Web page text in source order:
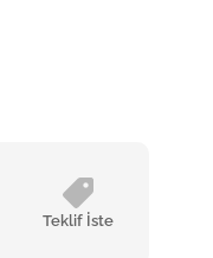
Teklif İste